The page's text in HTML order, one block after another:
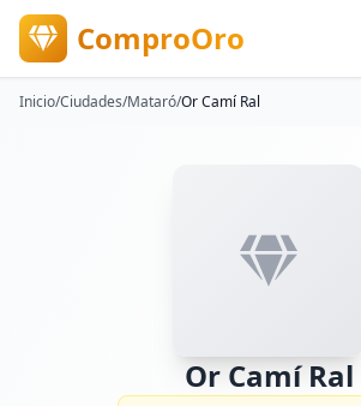
ComproOro
Inicio/Ciudades/Mataró/Or Camí Ral
Or Camí Ral